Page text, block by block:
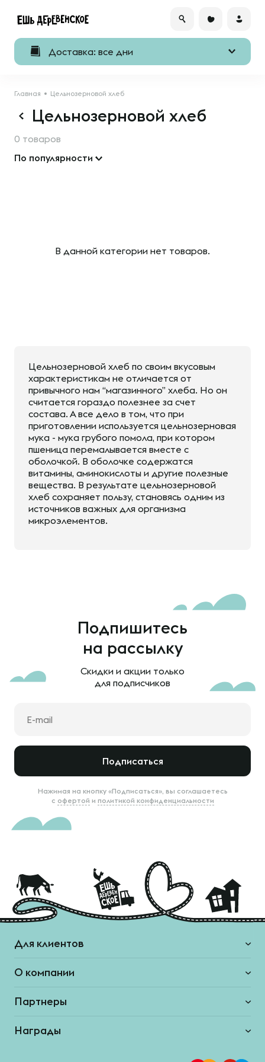
Доставка: все дни
Главная Цельнозерновой хлеб
Цельнозерновой хлеб
0 товаров
По популярности
В данной категории нет товаров.
Цельнозерновой хлеб по своим вкусовым
характеристикам не отличается от
привычного нам “магазинного” хлеба. Но он
считается гораздо полезнее за счет
состава. А все дело в том, что при
приготовлении используется цельнозерновая
мука - мука грубого помола, при котором
пшеница перемалывается вместе с
оболочкой. В оболочке содержатся
витамины, аминокислоты и другие полезные
вещества. В результате цельнозерновой
хлеб сохраняет пользу, становясь одним из
источников важных для организма
микроэлементов.
Подпишитесь
на рассылку
Скидки и акции только
для подписчиков
Подписаться
Нажимая на кнопку «Подписаться», вы соглашаетесь
с офертой и политикой конфиденциальности
Для клиентов
О компании
Партнеры
Награды